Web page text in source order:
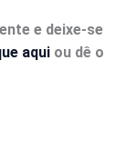
e deixe-se
aqui ou dê o